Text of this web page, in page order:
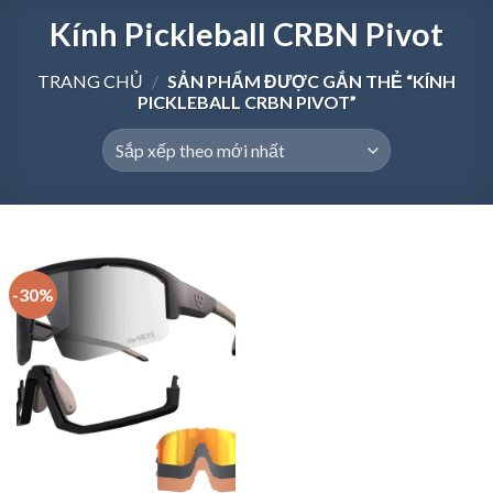
Kính Pickleball CRBN Pivot
TRANG CHỦ / SẢN PHẨM ĐƯỢC GẮN THẺ “KÍNH
PICKLEBALL CRBN PIVOT”
-30%